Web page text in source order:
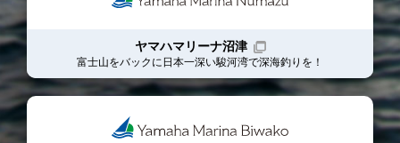
ヤマハマリーナ沼津
富士山をバックに日本一深い駿河湾で深海釣りを！